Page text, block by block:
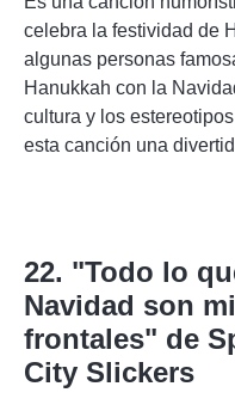
celebra la festividad de
algunas personas
Hanukkah con la
cultura y los
esta canción una
22. "Todo lo
Navidad son
frontales" de
City Slickers